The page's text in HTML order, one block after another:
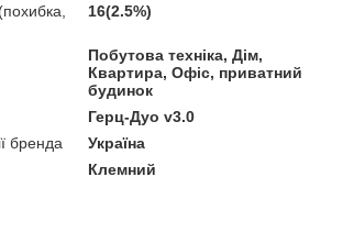
16(2.5%)
Побутова техніка, Дім,
Квартира, Офіс, приватний
будинок
Герц-Дуо v3.0
бренда
Україна
Клемний